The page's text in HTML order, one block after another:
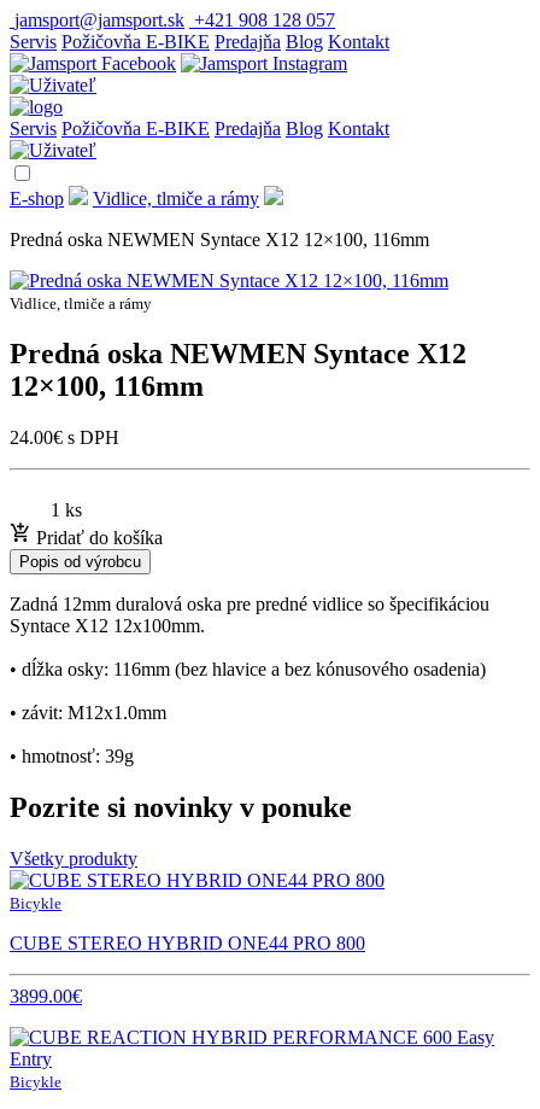
jamsport@jamsport.sk +421 908 128 057
Servis Požičovňa E-BIKE Predajňa Blog Kontakt
Servis Požičovňa E-BIKE Predajňa Blog Kontakt
E-shop
Vidlice, tlmiče a rámy
Predná oska NEWMEN Syntace X12 12×100, 116mm
Vidlice, tlmiče a rámy
Predná oska NEWMEN Syntace X12
12×100, 116mm
24.00€ s DPH
1 ks
Pridať do košíka
Popis od výrobcu
Zadná 12mm duralová oska pre predné vidlice so špecifikáciou
Syntace X12 12x100mm.
• dĺžka osky: 116mm (bez hlavice a bez kónusového osadenia)
• závit: M12x1.0mm
• hmotnosť: 39g
Pozrite si novinky v ponuke
Všetky produkty
Bicykle
CUBE STEREO HYBRID ONE44 PRO 800
3899.00€
Bicykle